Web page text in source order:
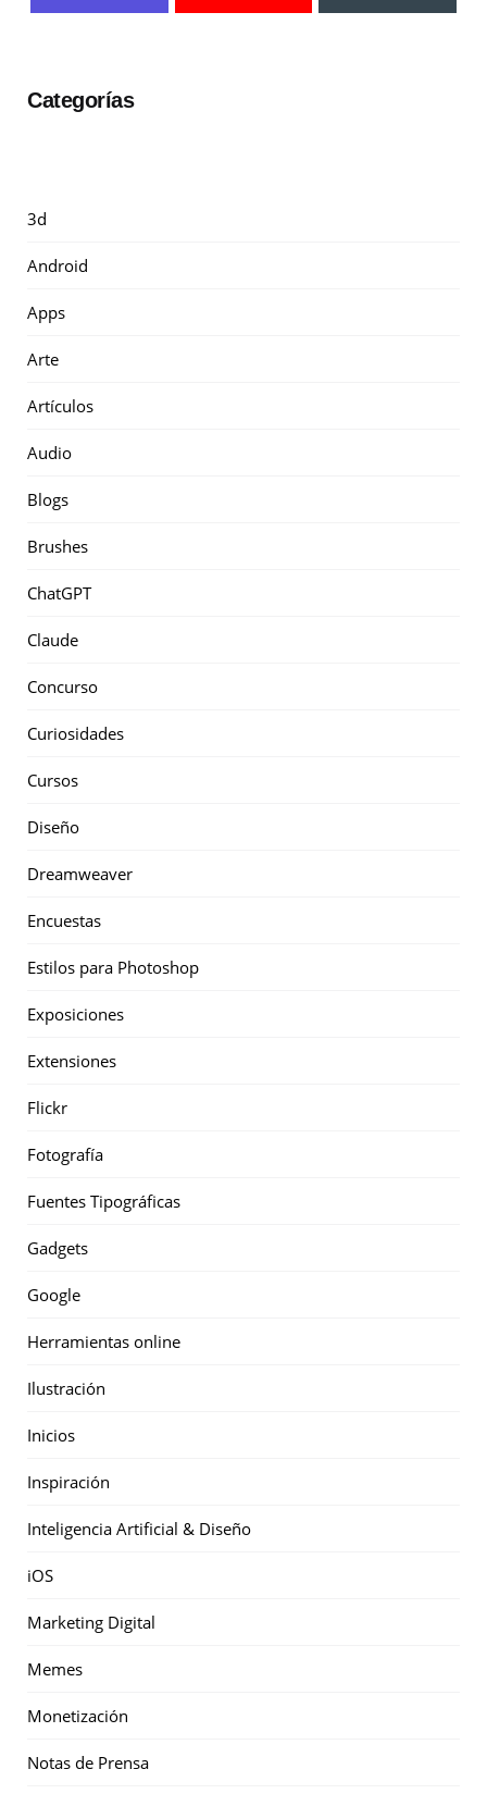
Categorías
3d
Android
Apps
Arte
Artículos
Audio
Blogs
Brushes
ChatGPT
Claude
Concurso
Curiosidades
Cursos
Diseño
Dreamweaver
Encuestas
Estilos para Photoshop
Exposiciones
Extensiones
Flickr
Fotografía
Fuentes Tipográficas
Gadgets
Google
Herramientas online
Ilustración
Inicios
Inspiración
Inteligencia Artificial & Diseño
iOS
Marketing Digital
Memes
Monetización
Notas de Prensa